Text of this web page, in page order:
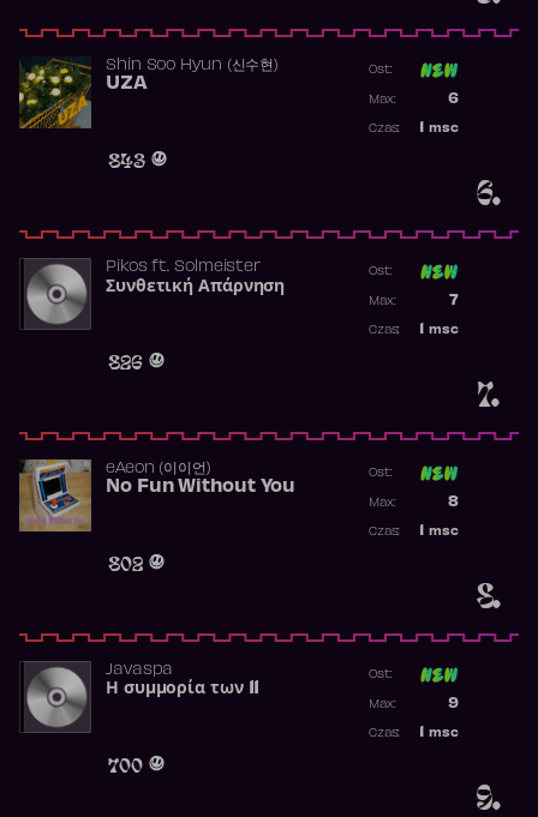
6.
Shin Soo Hyun (신수현)
UZA
843
Ost:
6
Max:
msc
Czas:
7.
Pikosft. Solmeister
Συνθετική Απάρνηση
826
Ost:
7
Max:
msc
Czas:
8.
​eAeon (이이언)
No Fun Without You
802
Ost:
8
Max:
msc
Czas:
9.
Javaspa
Η συμμορία των 11
700
Ost:
9
Max:
msc
Czas: